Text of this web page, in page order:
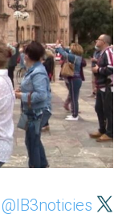
@IB3noticies